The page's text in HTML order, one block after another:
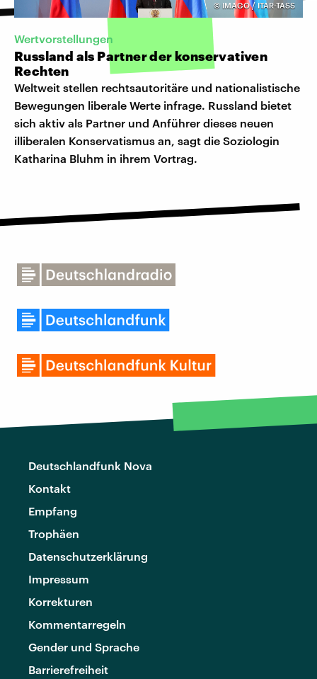
© IMAGO / ITAR-TASS
Wertvorstellungen
Russland als Partner der konservativen
Rechten
Weltweit stellen rechtsautoritäre und nationalistische
Bewegungen liberale Werte infrage. Russland bietet
sich aktiv als Partner und Anführer dieses neuen
illiberalen Konservatismus an, sagt die Soziologin
Katharina Bluhm in ihrem Vortrag.
Deutschlandfunk Nova
Kontakt
Empfang
Trophäen
Datenschutzerklärung
Impressum
Korrekturen
Kommentarregeln
Gender und Sprache
Barrierefreiheit